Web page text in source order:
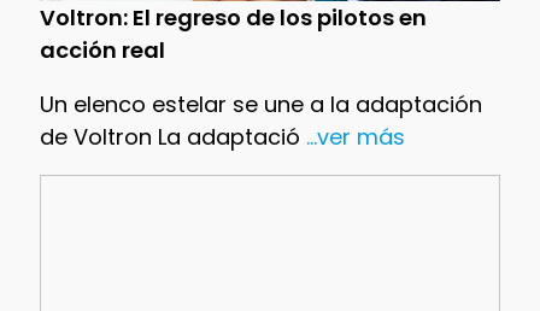
Voltron: El regreso de los pilotos en
acción real
Un elenco estelar se une a la adaptación
de Voltron La adaptació ...ver más